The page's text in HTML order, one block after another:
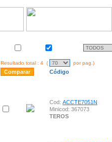
Resultado total : 4 ( por pag.)
Código
Cod: ACCTE7051N
Minicod: 367073
TEROS